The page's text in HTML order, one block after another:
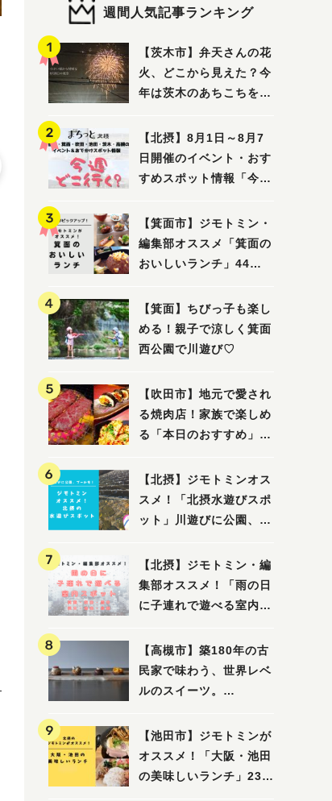
週間人気記事ランキング
【茨木市】弁天さんの花
火、どこから見えた？今
年は茨木のあちこちを巡
【北摂】8月1日～8月7
日開催のイベント・おす
すめスポット情報「今週
面・吹田・池田・茨木・
高槻）
【箕面市】ジモトミン・
編集部オススメ「箕面の
おいしいランチ」44
から穴場まで！〜
【箕面】ちびっ子も楽し
める！親子で涼しく箕面
西公園で川遊び♡
【吹田市】地元で愛され
る焼肉店！家族で楽しめ
る「本日のおすすめ」で
【北摂】ジモトミンオス
スメ！「北摂水遊びスポ
ット」川遊びに公園、プ
吹田・茨木・高槻）
【北摂】ジモトミン・編
集部オススメ！「雨の日
に子連れで遊べる室内ス
箕面・吹田・豊中・茨
木・池田）
【高槻市】築180年の古
民家で味わう、世界レベ
ルのスイーツ。
月3日にオープン！（教
えたい/教えて）
【池田市】ジモトミンが
オススメ！「大阪・池田
の美味しいランチ」23